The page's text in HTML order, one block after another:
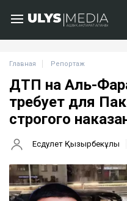
Главная Репортаж
ДТП на Аль-
требует для
строгого
Есдәулет Қызырбекұлы